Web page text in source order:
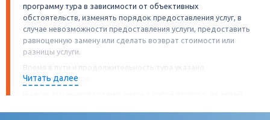
программу тура в зависимости от объективных
обстоятельств, изменять порядок предоставления услуг, в
случае невозможности предоставления услуги, предоставить
равноценную замену или сделать возврат стоимости или
разницы услуги.
Время в пути и продолжительность тура указано
ориентировочное.
Читать далее